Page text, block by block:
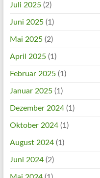
Juli 2025(2)
Juni 2025(1)
Mai 2025(2)
April 2025(1)
Februar 2025(1)
Januar 2025(1)
Dezember 2024(1)
Oktober 2024(1)
August 2024(1)
Juni 2024(2)